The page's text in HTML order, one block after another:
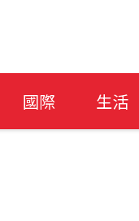
國際 生活